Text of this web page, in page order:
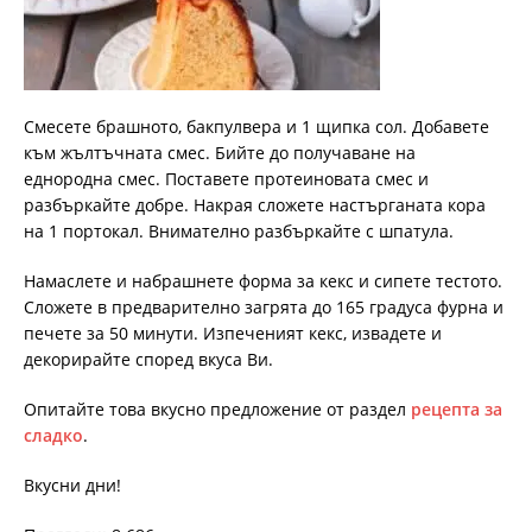
Смесете брашното, бакпулвера и 1 щипка сол. Добавете
към жълтъчната смес. Бийте до получаване на
еднородна смес. Поставете протеиновата смес и
разбъркайте добре. Накрая сложете настърганата кора
на 1 портокал. Внимателно разбъркайте с шпатула.
Намаслете и набрашнете форма за кекс и сипете тестото.
Сложете в предварително загрята до 165 градуса фурна и
печете за 50 минути. Изпеченият кекс, извадете и
декорирайте според вкуса Ви.
Опитайте това вкусно предложение от раздел рецепта за
сладко.
Вкусни дни!